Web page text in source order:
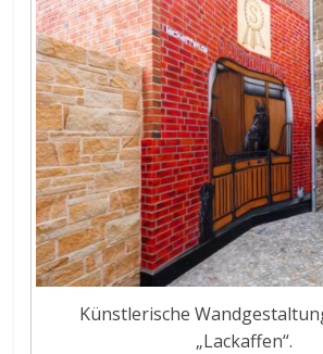
Künstlerische
„Lackaffen“.